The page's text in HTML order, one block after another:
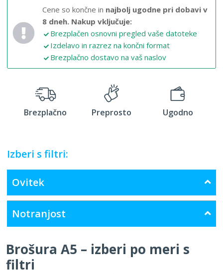
Cene so končne in najbolj ugodne pri dobavi v
8 dneh. Nakup vključuje:
Brezplačen osnovni pregled vaše datoteke
Izdelavo in razrez na končni format
Brezplačno dostavo na vaš naslov
Brezplačno Preprosto Ugodno
Izberi s filtri:
Ovitek
Notranjost
Brošura A5 – izberi po meri s
filtri